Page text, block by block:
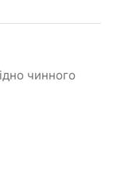
чинного